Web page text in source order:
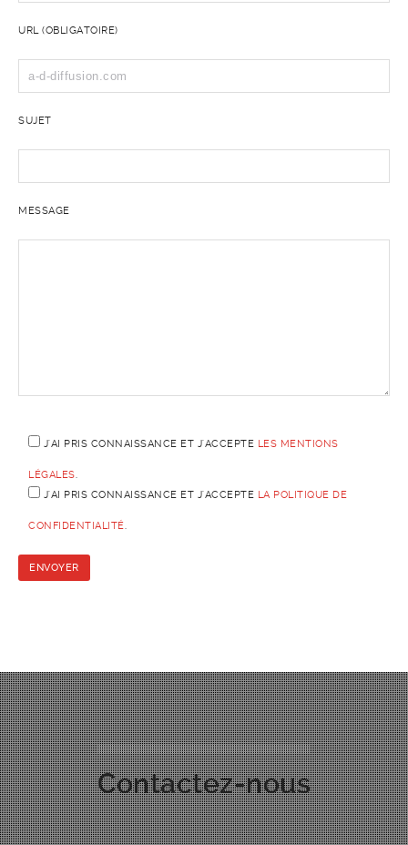
URL (OBLIGATOIRE)
SUJET
MESSAGE
J'AI PRIS CONNAISSANCE ET J'ACCEPTE LES MENTIONS
LÉGALES.
J'AI PRIS CONNAISSANCE ET J'ACCEPTE LA POLITIQUE DE
CONFIDENTIALITÉ.
Contactez-nous